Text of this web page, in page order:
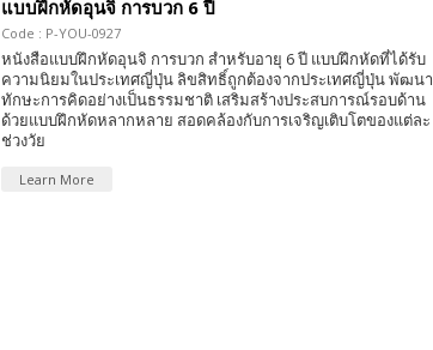
แบบฝึกหัดอุนจิ การบวก 6 ปี
Code : P-YOU-0927
หนังสือแบบฝึกหัดอุนจิ การบวก สำหรับอายุ 6 ปี แบบฝึกหัดที่ได้รับ
ความนิยมในประเทศญี่ปุ่น ลิขสิทธิ์ถูกต้องจากประเทศญี่ปุ่น พัฒนา
ทักษะการคิดอย่างเป็นธรรมชาติ เสริมสร้างประสบการณ์รอบด้าน
ด้วยแบบฝึกหัดหลากหลาย สอดคล้องกับการเจริญเติบโตของแต่ละ
ช่วงวัย
Learn More